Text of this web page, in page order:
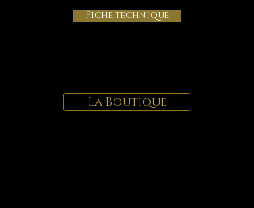
Fiche technique
La Boutique